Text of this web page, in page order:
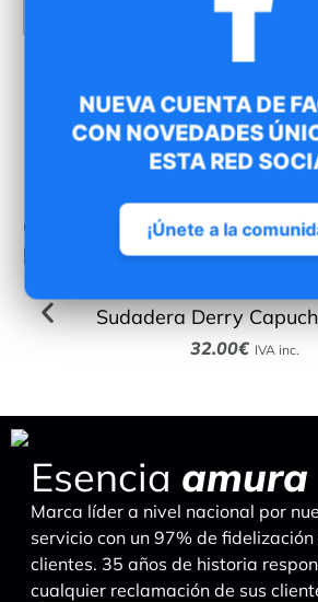
12, 16, S, M, L, XL
Otros deportistas
producto con…
Sudadera Derry
32.00€ IVA inc.
Esencia amura
Marca líder a nivel nacional por
servicio con un 97% de
clientes. 35 años de historia
cualquier reclamación de sus
NUEVA CUENTA DE
CON NOVEDADES
ESTA RED
¡Únete a la